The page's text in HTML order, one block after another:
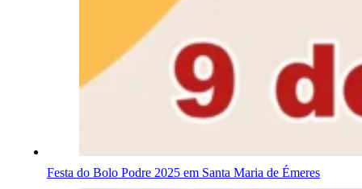
Festa do Bolo Podre 2025 em Santa Maria de Émeres